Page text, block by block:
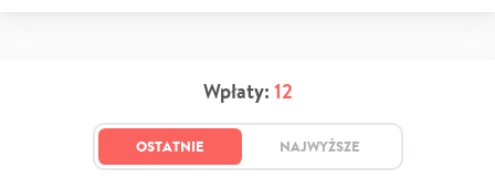
Wpłaty: 12
OSTATNIE NAJWYŻSZE